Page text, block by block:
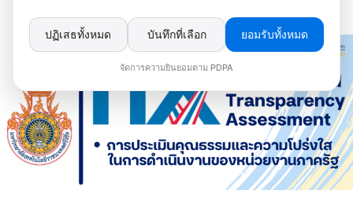
ปฏิเสธทั้งหมด บันทึกที่เลือก ยอมรับทั้งหมด
จัดการความยินยอมตาม PDPA